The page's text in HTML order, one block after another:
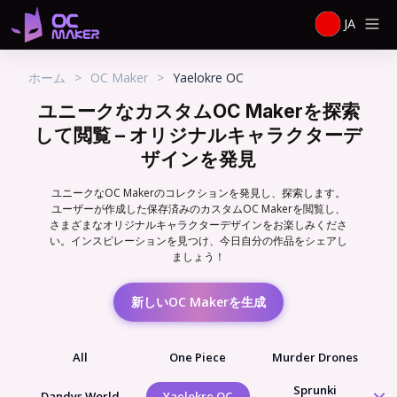
JA
ホーム > OC Maker > Yaelokre OC
ユニークなカスタムOC Makerを探索
して閲覧 – オリジナルキャラクターデ
ザインを発見
ユニークなOC Makerのコレクションを発見し、探索します。
ユーザーが作成した保存済みのカスタムOC Makerを閲覧し、
さまざまなオリジナルキャラクターデザインをお楽しみくださ
い。インスピレーションを見つけ、今日自分の作品をシェアし
ましょう！
新しいOC Makerを生成
All One Piece Murder Drones
Sprunki